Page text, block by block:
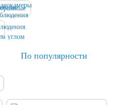
По популярности